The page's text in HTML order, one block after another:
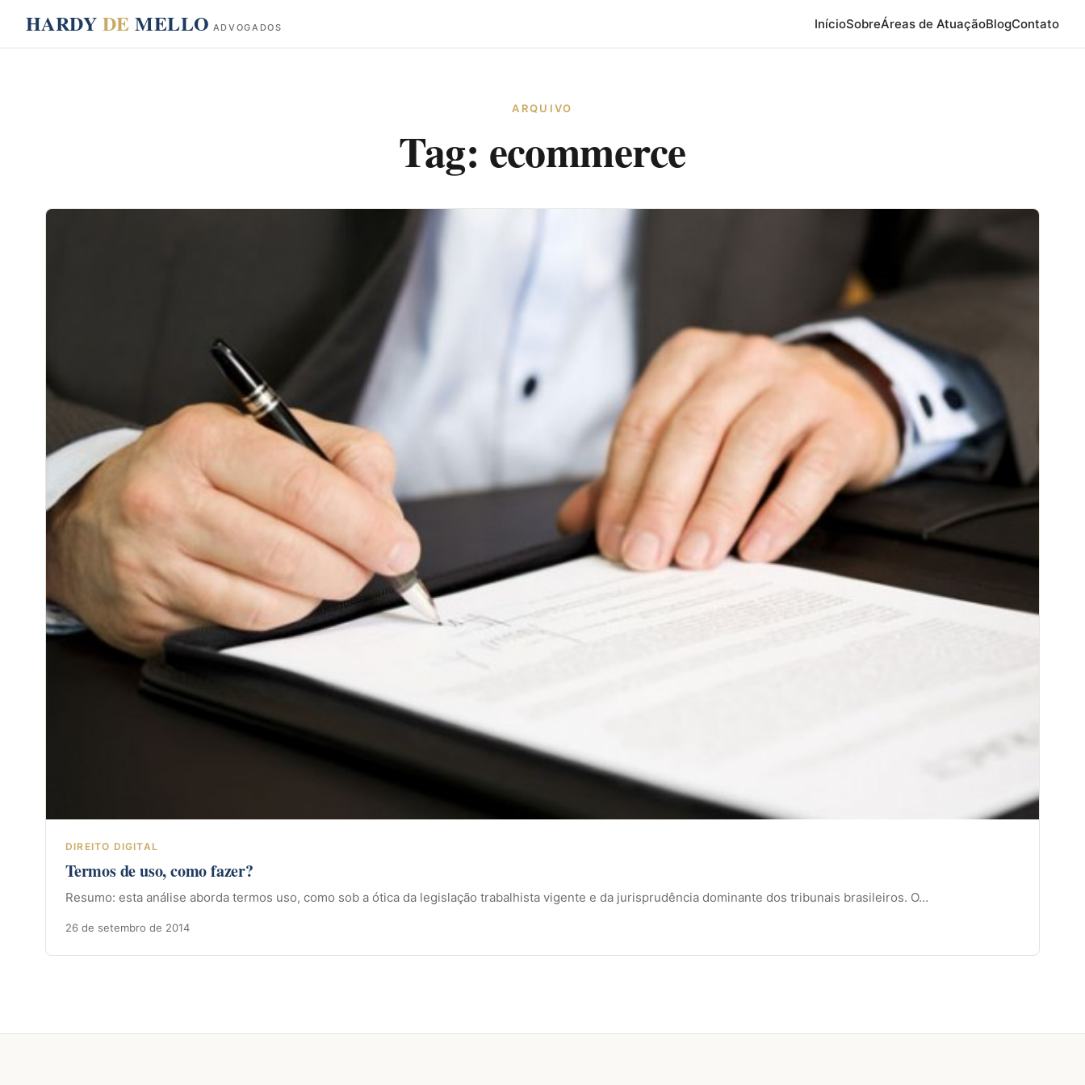
HARDY DE MELLO ADVOGADOS InícioSobreÁreas de AtuaçãoBlogContato
ARQUIVO
Tag: ecommerce
DIREITO DIGITAL
Termos de uso, como fazer?
Resumo: esta análise aborda termos uso, como sob a ótica da legislação trabalhista vigente e da jurisprudência dominante dos tribunais brasileiros. O…
26 de setembro de 2014